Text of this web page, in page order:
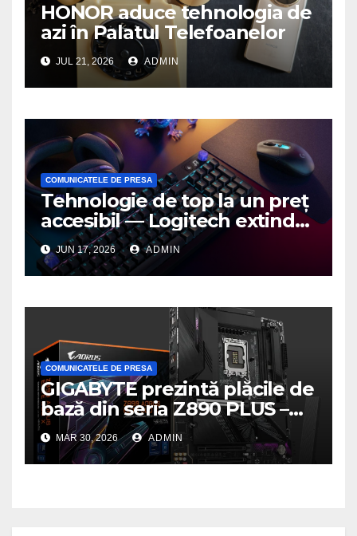
HONOR aduce tehnologia de
azi în Palatul Telefoanelor
JUL 21, 2026 ADMIN
COMUNICATELE DE PRESA
Tehnologie de top la un preț
accesibil — Logitech extinde
seria G3 cu un nou mouse și
o nouă tastatură pentru
gaming pe PC
JUN 17, 2026 ADMIN
COMUNICATELE DE PRESA
GIGABYTE prezintă plăcile de
bază din seria Z890 PLUS –
performanță de ultimă
generație la un nou nivel
MAR 30, 2026 ADMIN